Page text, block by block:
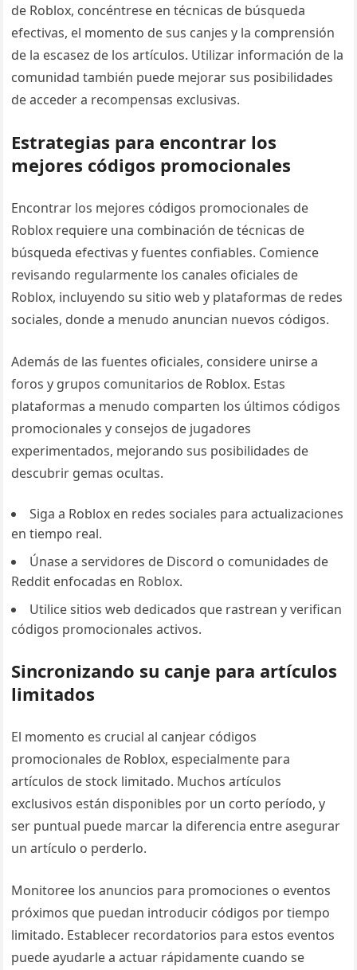
de Roblox, concéntrese en técnicas de búsqueda
efectivas, el momento de sus canjes y la comprensión
de la escasez de los artículos. Utilizar información de la
comunidad también puede mejorar sus posibilidades
de acceder a recompensas exclusivas.
Estrategias para encontrar los
mejores códigos promocionales
Encontrar los mejores códigos promocionales de
Roblox requiere una combinación de técnicas de
búsqueda efectivas y fuentes confiables. Comience
revisando regularmente los canales oficiales de
Roblox, incluyendo su sitio web y plataformas de redes
sociales, donde a menudo anuncian nuevos códigos.
Además de las fuentes oficiales, considere unirse a
foros y grupos comunitarios de Roblox. Estas
plataformas a menudo comparten los últimos códigos
promocionales y consejos de jugadores
experimentados, mejorando sus posibilidades de
descubrir gemas ocultas.
Siga a Roblox en redes sociales para actualizaciones
en tiempo real.
Únase a servidores de Discord o comunidades de
Reddit enfocadas en Roblox.
Utilice sitios web dedicados que rastrean y verifican
códigos promocionales activos.
Sincronizando su canje para artículos
limitados
El momento es crucial al canjear códigos
promocionales de Roblox, especialmente para
artículos de stock limitado. Muchos artículos
exclusivos están disponibles por un corto período, y
ser puntual puede marcar la diferencia entre asegurar
un artículo o perderlo.
Monitoree los anuncios para promociones o eventos
próximos que puedan introducir códigos por tiempo
limitado. Establecer recordatorios para estos eventos
puede ayudarle a actuar rápidamente cuando se